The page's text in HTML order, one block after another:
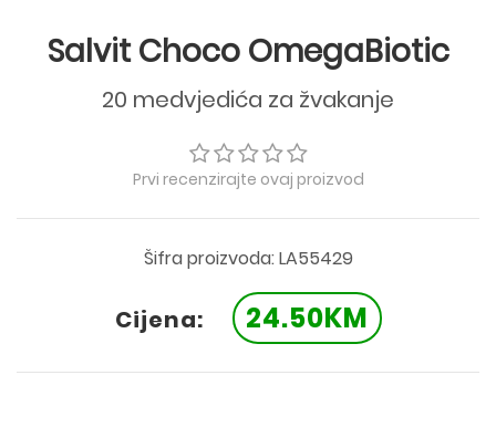
Salvit Choco OmegaBiotic
20 medvjedića za žvakanje
Prvi recenzirajte ovaj proizvod
Šifra proizvoda: LA55429
Cijena: 24.50KM